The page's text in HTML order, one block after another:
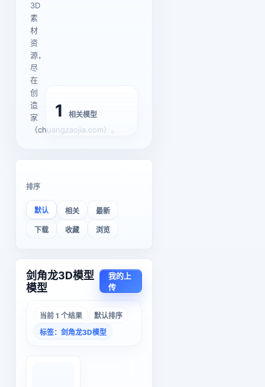
3D
素
材
资
源，
尽
在
创
造
家
（chuangzaojia.com）。
1 相关模型
排序
默认 相关 最新
下载 收藏 浏览
剑角龙3D模型
模型
我的上
传
当前 1 个结果
默认排序
标签：剑角龙3D模型